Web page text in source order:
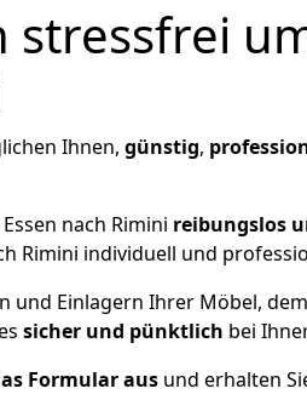
Ihnen, günstig,
nach Rimini reibungslos
Rimini individuell und
und Einlagern Ihrer Möbel,
sicher und pünktlich bei
Formular ausund erhalten